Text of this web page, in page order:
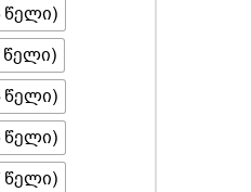
წელი)
წელი)
წელი)
წელი)
წელი)